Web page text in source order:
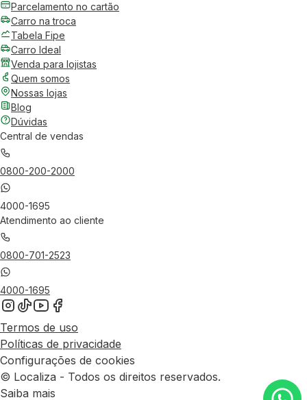
Parcelamento no cartão
Carro na troca
Tabela Fipe
Carro Ideal
Venda para lojistas
Quem somos
Nossas lojas
Blog
Dúvidas
Central de vendas
0800-200-2000
4000-1695
Atendimento ao cliente
0800-701-2523
4000-1695
Termos de uso
Políticas de privacidade
Configurações de cookies
© Localiza - Todos os direitos reservados.
Saiba mais